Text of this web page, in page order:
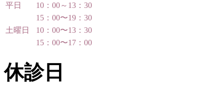
平日
10：00～13：30
15：00〜19：30
土曜日
10：00〜13：30
15：00〜17：00
休診日